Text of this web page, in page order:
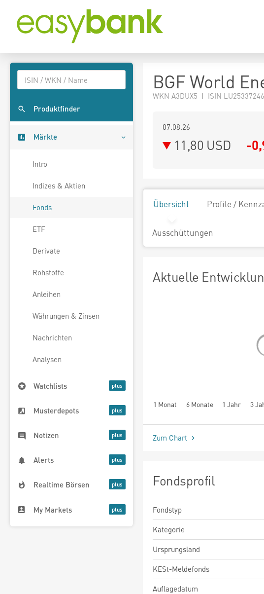
Produktfinder
Märkte
Intro
Indizes & Aktien
Fonds
ETF
Derivate
Rohstoffe
Anleihen
Währungen & Zinsen
Nachrichten
Analysen
Watchlists
Musterdepots
Notizen
Alerts
Realtime Börsen
My Markets
BGF World
WKN A3DUX5 | ISIN
07.08.26
11,80 USD -
Übersicht Profile /
Ausschüttungen
Aktuelle
1 Monat 6 Monate 1 Jahr 3
Zum Chart
Fondsprofil
Fondstyp
Kategorie
Ursprungsland
KESt-Meldefonds
Auflagedatum